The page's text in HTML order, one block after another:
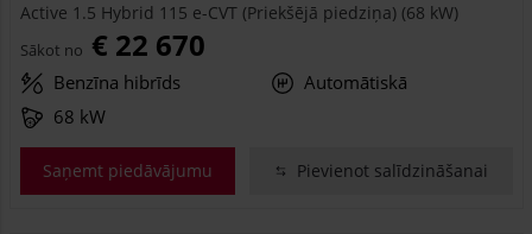
Active 1.5 Hybrid 115 e-CVT (Priekšējā piedziņa) (68 kW)
Sākot no € 22 670
Benzīna hibrīds
Automātiskā
68 kW
Saņemt piedāvājumu Pievienot salīdzināšanai